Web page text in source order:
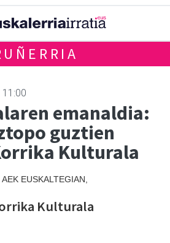
11:00
emanaldia:
guztien
Kulturala
EUSKALTEGIAN,
Kulturala